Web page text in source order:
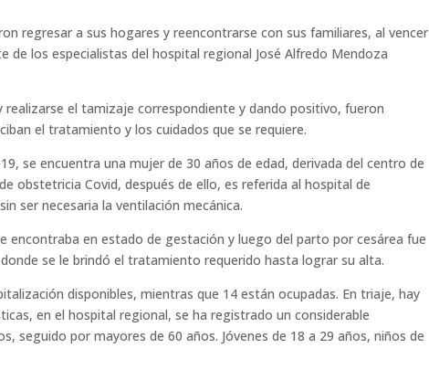
regresar a sus hogares y reencontrarse con sus familiares, al vencer
de los especialistas del hospital regional José Alfredo Mendoza
el tamizaje correspondiente y dando positivo, fueron
el tratamiento y los cuidados que se requiere.
se encuentra una mujer de 30 años de edad, derivada del centro de
obstetricia Covid, después de ello, es referida al hospital de
ser necesaria la ventilación mecánica.
encontraba en estado de gestación y luego del parto por cesárea fue
se le brindó el tratamiento requerido hasta lograr su alta.
disponibles, mientras que 14 están ocupadas. En triaje, hay
en el hospital regional, se ha registrado un considerable
seguido por mayores de 60 años. Jóvenes de 18 a 29 años, niños de